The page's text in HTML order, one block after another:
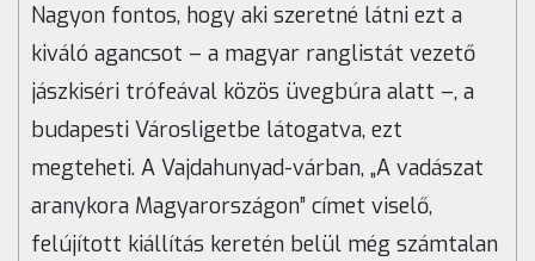
Nagyon fontos, hogy aki szeretné látni ezt a
kiváló agancsot – a magyar ranglistát vezető
jászkiséri trófeával közös üvegbúra alatt –, a
budapesti Városligetbe látogatva, ezt
megteheti. A Vajdahunyad-várban, „A vadászat
aranykora Magyarországon” címet viselő,
felújított kiállítás keretén belül még számtalan